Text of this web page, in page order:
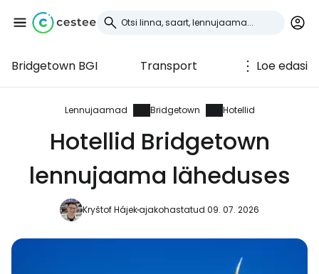
Bridgetown BGI Transport Loe edasi
Lennujaamad Bridgetown Hotellid
Hotellid Bridgetown
lennujaama läheduses
Kryštof Hájekajakohastatud 09. 07. 2026
Logi sisse
Cestee'sse
... ülemaailmne reisikogukond